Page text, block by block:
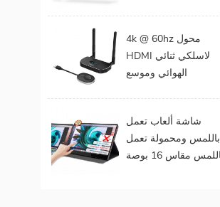
بكسل
4k @ 60hz محول
HDMI لاسلكي ثنائي
الهوائي وموسع
شاشة ألعاب تعمل
باللمس ومحمولة تعمل
باللمس مقاس 16 بوصة